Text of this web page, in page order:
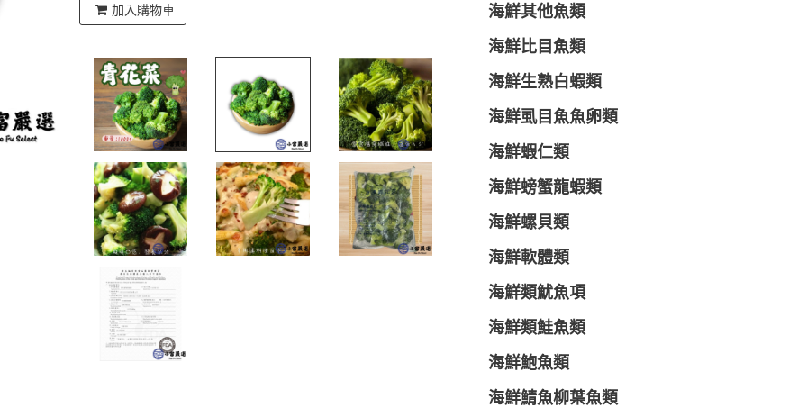
加入購物車 海鮮其他魚類
海鮮比目魚類
海鮮生熟白蝦類
海鮮虱目魚魚卵類
海鮮蝦仁類
海鮮螃蟹龍蝦類
海鮮螺貝類
海鮮軟體類
海鮮類魷魚項
海鮮類鮭魚類
海鮮鮑魚類
海鮮鯖魚柳葉魚類